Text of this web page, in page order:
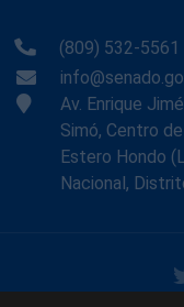
(809) 532-5561
Av. Enrique
Simó, Centro
Estero Hondo
Nacional,